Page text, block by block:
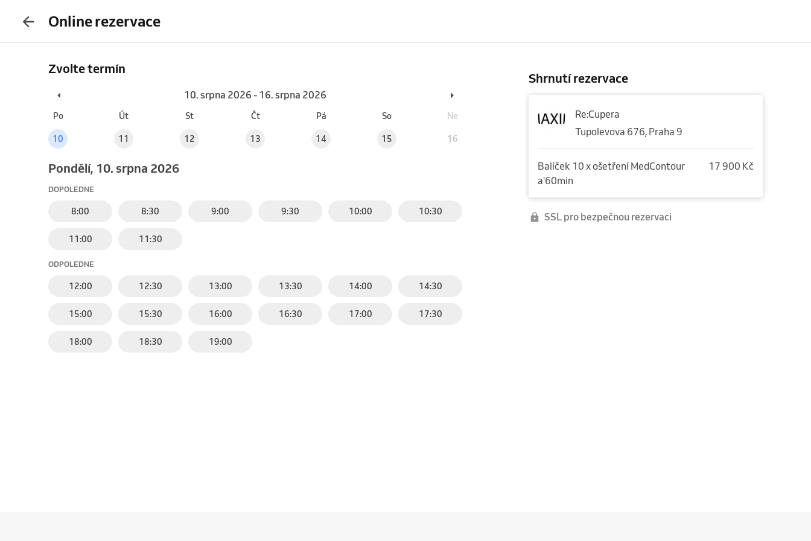
Online rezervace
Zvolte termín
10. srpna 2026 - 16. srpna 2026
Po Út St Čt Pá So Ne
10 11 12 13 14 15 16
pondělí, 10. srpna 2026
DOPOLEDNE
8:00 8:30 9:00 9:30 10:00 10:30
11:00 11:30
ODPOLEDNE
12:00 12:30 13:00 13:30 14:00 14:30
15:00 15:30 16:00 16:30 17:00 17:30
18:00 18:30 19:00
Shrnutí rezervace
Re:Cupera
Tupolevova 676, Praha 9
Balíček 10 x ošetření MedContour
a'60min
17 900 Kč
SSL pro bezpečnou rezervaci